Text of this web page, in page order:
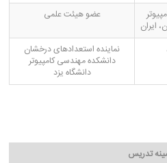
ایران
عضو هیئت علمی
نماینده استعدادهای درخشان
دانشکده مهندسی کامپیوتر
دانشگاه یزد
تدریس